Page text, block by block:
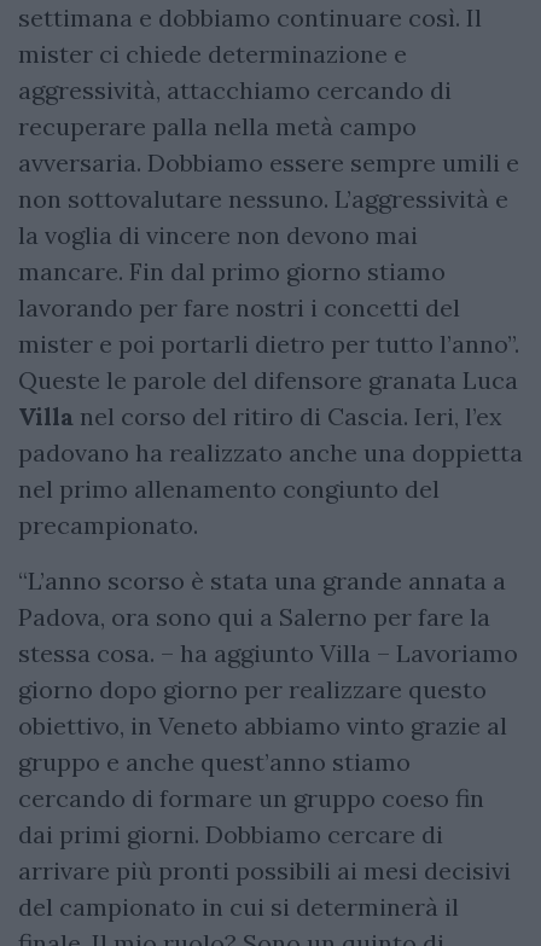
settimana e dobbiamo continuare così. Il
mister ci chiede determinazione e
aggressività, attacchiamo cercando di
recuperare palla nella metà campo
avversaria. Dobbiamo essere sempre umili e
non sottovalutare nessuno. L’aggressività e
la voglia di vincere non devono mai
mancare. Fin dal primo giorno stiamo
lavorando per fare nostri i concetti del
mister e poi portarli dietro per tutto l’anno”.
Queste le parole del difensore granata Luca
Villa nel corso del ritiro di Cascia. Ieri, l’ex
padovano ha realizzato anche una doppietta
nel primo allenamento congiunto del
precampionato.
“L’anno scorso è stata una grande annata a
Padova, ora sono qui a Salerno per fare la
stessa cosa. – ha aggiunto Villa – Lavoriamo
giorno dopo giorno per realizzare questo
obiettivo, in Veneto abbiamo vinto grazie al
gruppo e anche quest’anno stiamo
cercando di formare un gruppo coeso fin
dai primi giorni. Dobbiamo cercare di
arrivare più pronti possibili ai mesi decisivi
del campionato in cui si determinerà il